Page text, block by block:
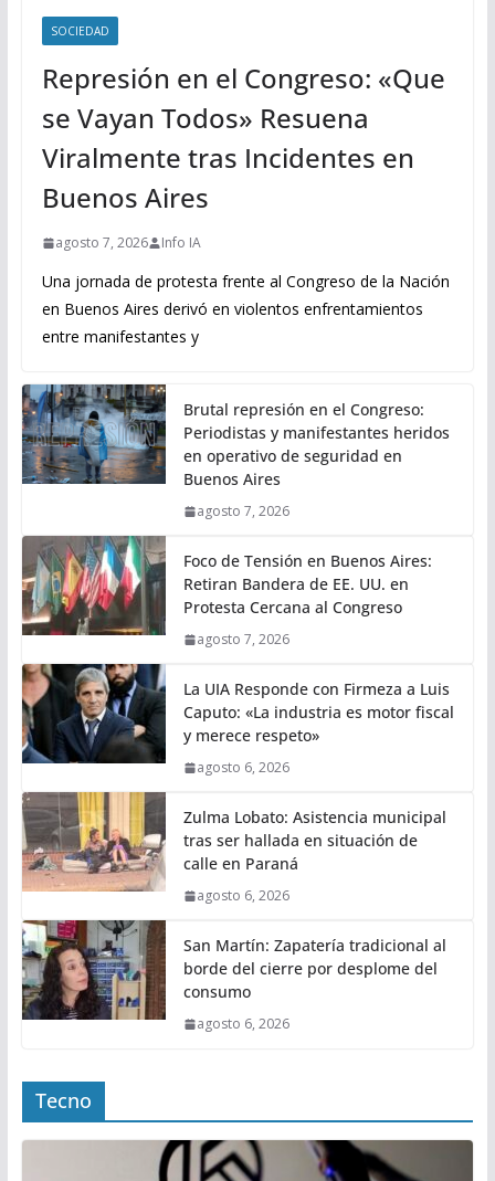
SOCIEDAD
Represión en el Congreso: «Que
se Vayan Todos» Resuena
Viralmente tras Incidentes en
Buenos Aires
agosto 7, 2026 Info IA
Una jornada de protesta frente al Congreso de la Nación
en Buenos Aires derivó en violentos enfrentamientos
entre manifestantes y
Brutal represión en el Congreso:
Periodistas y manifestantes heridos
en operativo de seguridad en
Buenos Aires
agosto 7, 2026
Foco de Tensión en Buenos Aires:
Retiran Bandera de EE. UU. en
Protesta Cercana al Congreso
agosto 7, 2026
La UIA Responde con Firmeza a Luis
Caputo: «La industria es motor fiscal
y merece respeto»
agosto 6, 2026
Zulma Lobato: Asistencia municipal
tras ser hallada en situación de
calle en Paraná
agosto 6, 2026
San Martín: Zapatería tradicional al
borde del cierre por desplome del
consumo
agosto 6, 2026
Tecno